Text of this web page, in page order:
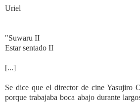
Uriel
"Suwaru II
Estar sentado II
[...]
Se dice que el director de cine Yasujiro
porque trabajaba boca abajo durante